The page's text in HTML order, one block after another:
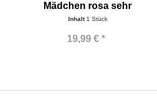
Mädchen rosa sehr
feiner...
Inhalt 1 Stück
19,99 € *